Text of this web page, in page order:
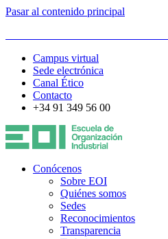
Pasar al contenido principal
Campus virtual
Sede electrónica
Canal Ético
Contacto
+34 91 349 56 00
Conócenos
Sobre EOI
Quiénes somos
Sedes
Reconocimientos
Transparencia